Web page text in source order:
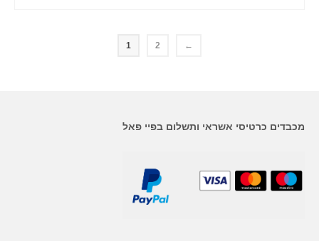
1 2 ←
מכבדים כרטיסי אשראי ותשלום בפיי פאל